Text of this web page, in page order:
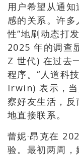
用户希望从通
感的关系。许
性”地刷动态打
2025 年的调查
Z 世代) 在过去
程序。“人道科
Irwin) 表示，
察好友生活，
地直接联系。
蕾妮·昂克在
验。最初两周